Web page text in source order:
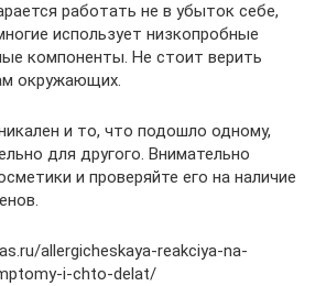
работать не в убыток себе,
использует низкопробные
компоненты. Не стоит верить
окружающих.
и то, что подошло одному,
для другого. Внимательно
и проверяйте его на наличие
allergicheskaya-reakciya-na-
i-chto-delat/